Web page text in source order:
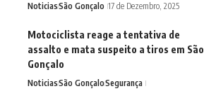
NoticiasSão Gonçalo 17 de Dezembro, 2025
Motociclista reage a tentativa de
assalto e mata suspeito a tiros em São
Gonçalo
NoticiasSão GonçaloSegurança